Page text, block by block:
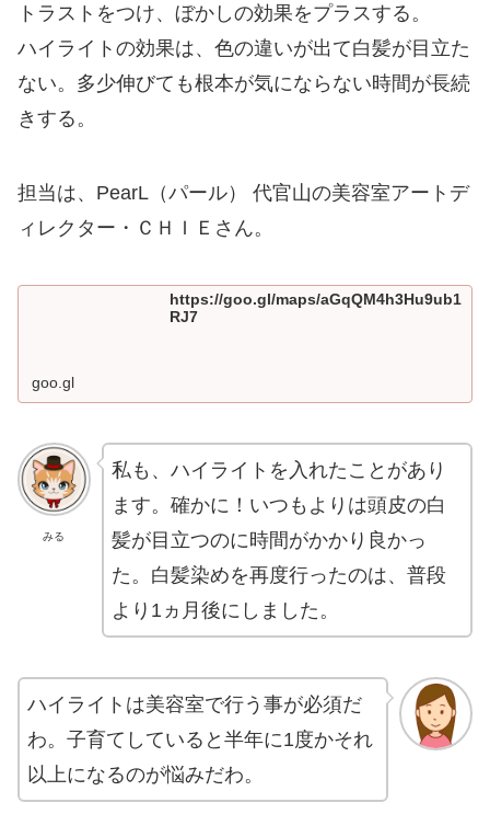
トラストをつけ、ぼかしの効果をプラスする。
ハイライトの効果は、色の違いが出て白髪が目立た
ない。多少伸びても根本が気にならない時間が長続
きする。
担当は、PearL（パール） 代官山の美容室アートデ
ィレクター・ＣＨＩＥさん。
https://goo.gl/maps/aGqQM4h3Hu9ub1
RJ7
goo.gl
みる
私も、ハイライトを入れたことがあり
ます。確かに！いつもよりは頭皮の白
髪が目立つのに時間がかかり良かっ
た。白髪染めを再度行ったのは、普段
より1ヵ月後にしました。
ハイライトは美容室で行う事が必須だ
わ。子育てしていると半年に1度かそれ
以上になるのが悩みだわ。